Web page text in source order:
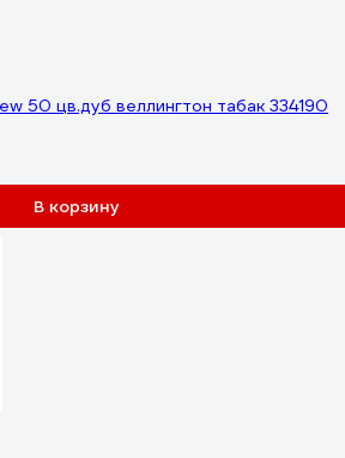
50 цв.дуб веллингтон табак 334190
В корзину